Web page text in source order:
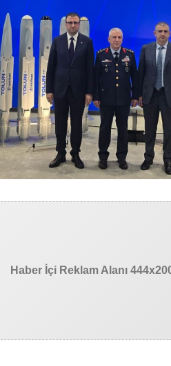
Haber İçi Reklam Alanı